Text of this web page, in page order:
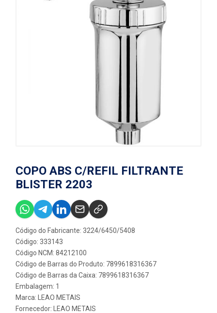
COPO ABS C/REFIL FILTRANTE
BLISTER 2203
Código do Fabricante: 3224/6450/5408
Código: 333143
Código NCM: 84212100
Código de Barras do Produto: 7899618316367
Código de Barras da Caixa: 7899618316367
Embalagem: 1
Marca:
LEAO METAIS
Fornecedor:
LEAO METAIS